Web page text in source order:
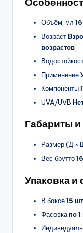
Объём, мл
Возраст
возрастов
Применение
Компоненты
UVA/UVB
Габариты и
Размер (Д ×
Вес брутто
Упаковка и
В боксе15
Фасовкапо